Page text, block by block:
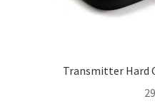
Transmitter Hard